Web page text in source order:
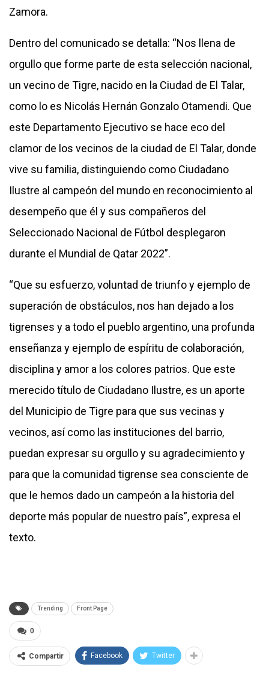
Zamora.
Dentro del comunicado se detalla: “Nos llena de
orgullo que forme parte de esta selección nacional,
un vecino de Tigre, nacido en la Ciudad de El Talar,
como lo es Nicolás Hernán Gonzalo Otamendi. Que
este Departamento Ejecutivo se hace eco del
clamor de los vecinos de la ciudad de El Talar, donde
vive su familia, distinguiendo como Ciudadano
Ilustre al campeón del mundo en reconocimiento al
desempeño que él y sus compañeros del
Seleccionado Nacional de Fútbol desplegaron
durante el Mundial de Qatar 2022”.
“Que su esfuerzo, voluntad de triunfo y ejemplo de
superación de obstáculos, nos han dejado a los
tigrenses y a todo el pueblo argentino, una profunda
enseñanza y ejemplo de espíritu de colaboración,
disciplina y amor a los colores patrios. Que este
merecido título de Ciudadano Ilustre, es un aporte
del Municipio de Tigre para que sus vecinas y
vecinos, así como las instituciones del barrio,
puedan expresar su orgullo y su agradecimiento y
para que la comunidad tigrense sea consciente de
que le hemos dado un campeón a la historia del
deporte más popular de nuestro país”, expresa el
texto.
Trending Front Page
0
Compartir Facebook Twitter